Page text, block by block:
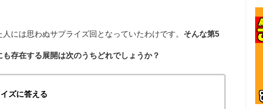
には思わぬサプライズ回となっていたわけです。 そんな第5
存在する展開は次のうちどれでしょうか？
ズに答える